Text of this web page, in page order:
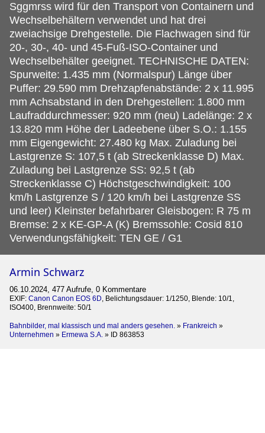
Sggmrss wird für den Transport von Containern und
Wechselbehältern verwendet und hat drei
zweiachsige Drehgestelle. Die Flachwagen sind für
20-, 30-, 40- und 45-Fuß-ISO-Container und
Wechselbehälter geeignet. TECHNISCHE DATEN:
Spurweite: 1.435 mm (Normalspur) Länge über
Puffer: 29.590 mm Drehzapfenabstände: 2 x 11.995
mm Achsabstand in den Drehgestellen: 1.800 mm
Laufraddurchmesser: 920 mm (neu) Ladelänge: 2 x
13.820 mm Höhe der Ladeebene über S.O.: 1.155
mm Eigengewicht: 27.480 kg Max. Zuladung bei
Lastgrenze S: 107,5 t (ab Streckenklasse D) Max.
Zuladung bei Lastgrenze SS: 92,5 t (ab
Streckenklasse C) Höchstgeschwindigkeit: 100
km/h Lastgrenze S / 120 km/h bei Lastgrenze SS
und leer) Kleinster befahrbarer Gleisbogen: R 75 m
Bremse: 2 x KE-GP-A (K) Bremssohle: Cosid 810
Verwendungsfähigkeit: TEN GE / G1
Armin Schwarz
06.10.2024, 477 Aufrufe, 0 Kommentare
EXIF: Canon Canon EOS 6D, Belichtungsdauer: 1/1250, Blende: 10/1,
ISO400, Brennweite: 50/1
Bahnbilder, mal klassisch und mal anders gesehen. » Frankreich »
Unternehmen » Ermewa S.A. » ID 863853